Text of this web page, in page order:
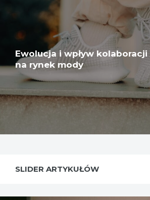
Ewolucja i wpływ kolaboracji
na rynek mody
SLIDER ARTYKUŁÓW